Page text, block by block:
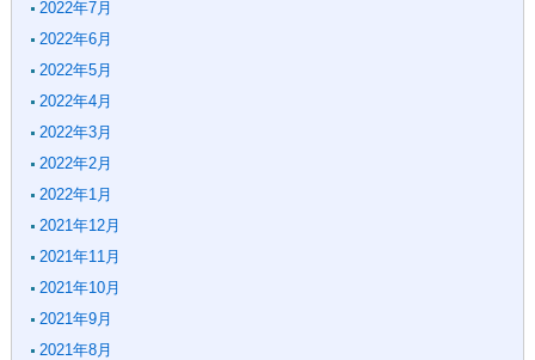
2022年7月
2022年6月
2022年5月
2022年4月
2022年3月
2022年2月
2022年1月
2021年12月
2021年11月
2021年10月
2021年9月
2021年8月